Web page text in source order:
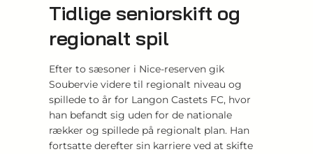
Tidlige seniorskift og
regionalt spil
Efter to sæsoner i Nice-reserven gik
Soubervie videre til regionalt niveau og
spillede to år for Langon Castets FC, hvor
han befandt sig uden for de nationale
rækker og spillede på regionalt plan. Han
fortsatte derefter sin karriere ved at skifte